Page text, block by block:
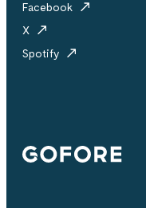
Facebook
X
Spotify
Gofore